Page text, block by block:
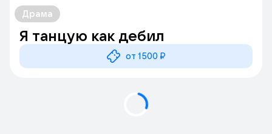
Драма
Я танцую как дебил
от 1500 ₽